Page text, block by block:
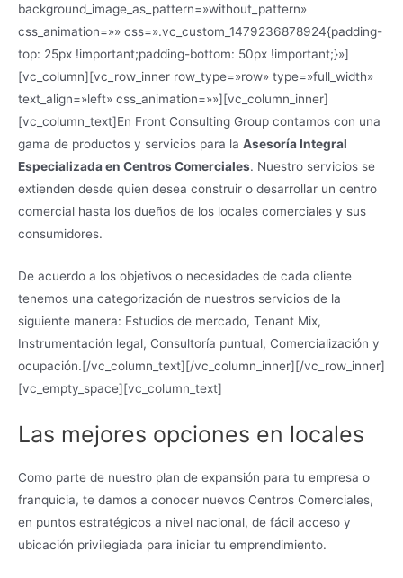
background_image_as_pattern=»without_pattern»
css_animation=»» css=».vc_custom_1479236878924{padding-
top: 25px !important;padding-bottom: 50px !important;}»]
[vc_column][vc_row_inner row_type=»row» type=»full_width»
text_align=»left» css_animation=»»][vc_column_inner]
[vc_column_text]En Front Consulting Group contamos con una
gama de productos y servicios para la Asesoría Integral
Especializada en Centros Comerciales. Nuestro servicios se
extienden desde quien desea construir o desarrollar un centro
comercial hasta los dueños de los locales comerciales y sus
consumidores.
De acuerdo a los objetivos o necesidades de cada cliente
tenemos una categorización de nuestros servicios de la
siguiente manera: Estudios de mercado, Tenant Mix,
Instrumentación legal, Consultoría puntual, Comercialización y
ocupación.[/vc_column_text][/vc_column_inner][/vc_row_inner]
[vc_empty_space][vc_column_text]
Las mejores opciones en locales
Como parte de nuestro plan de expansión para tu empresa o
franquicia, te damos a conocer nuevos Centros Comerciales,
en puntos estratégicos a nivel nacional, de fácil acceso y
ubicación privilegiada para iniciar tu emprendimiento.